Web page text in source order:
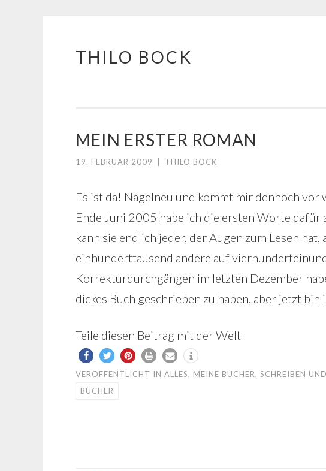
Springe
THILO BOCK
MEIN ERSTER ROMAN
19. FEBRUAR 2009 THILO BOCK
Es ist da! Nagelneu und kommt mir dennoch vor
Ende Juni 2005 habe ich die ersten Worte
kann sie endlich jeder, der Augen zum Lesen
einhunderttausend andere auf
Korrekturdurchgängen im letzten Dezember
dickes Buch geschrieben zu haben, aber jetzt
Teile diesen Beitrag mit der Welt
VERÖFFENTLICHT IN ALLES, MEINE BÜCHER, SCHREIBEN
BÜCHER